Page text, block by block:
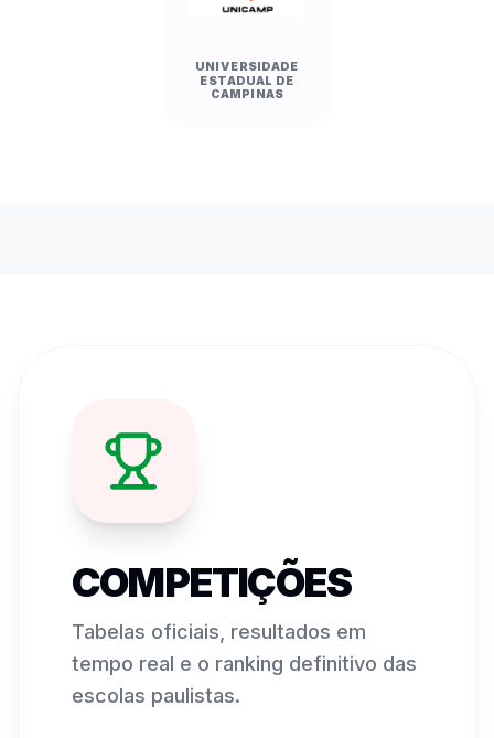
UNIVERSIDADE
ESTADUAL DE
CAMPINAS
COMPETIÇÕES
Tabelas oficiais, resultados em
tempo real e o ranking definitivo das
escolas paulistas.